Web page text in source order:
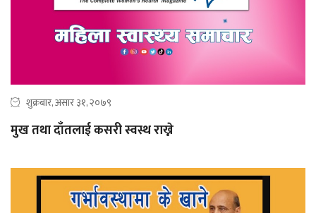
शुक्रबार, असार ३१, २०७९
मुख तथा दाँतलाई कसरी स्वस्थ राख्ने